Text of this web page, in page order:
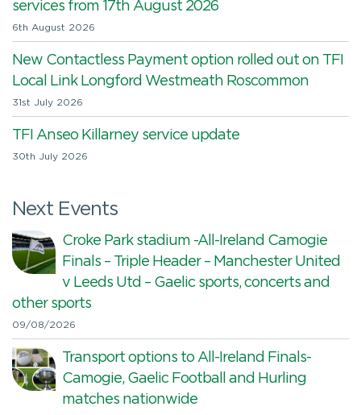
services from 17th August 2026
6th August 2026
New Contactless Payment option rolled out on TFI
Local Link Longford Westmeath Roscommon
31st July 2026
TFI Anseo Killarney service update
30th July 2026
Next Events
Croke Park stadium -All-Ireland Camogie
Finals – Triple Header – Manchester United
v Leeds Utd – Gaelic sports, concerts and
other sports
09/08/2026
Transport options to All-Ireland Finals-
Camogie, Gaelic Football and Hurling
matches nationwide